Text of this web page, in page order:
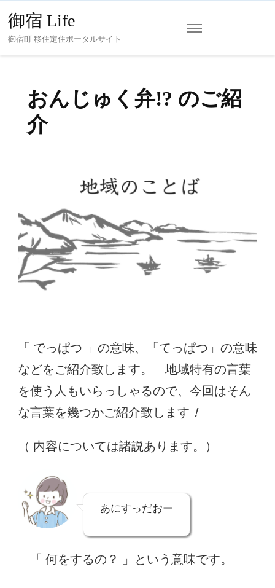
御宿 Life
御宿町 移住定住ポータルサイト
おんじゅく弁!? のご紹
介
「 でっぱつ 」の意味、「てっぱつ」の意味
などをご紹介致します。 地域特有の言葉
を使う人もいらっしゃるので、今回はそん
な言葉を幾つかご紹介致します ！
（ 内容については諸説あります。）
あにすっだおー
「 何をするの？ 」という意味です。